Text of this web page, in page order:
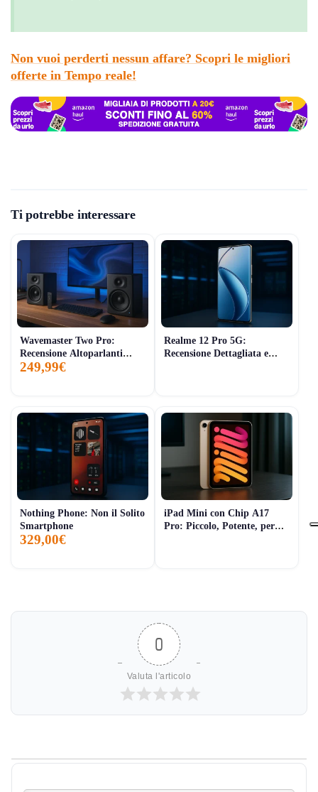
Non vuoi perderti nessun affare? Scopri le migliori
offerte in Tempo reale!
Ti potrebbe interessare
Wavemaster Two Pro:
Recensione Altoparlanti
Scaffale Bluetooth 110W
249,99€
Realme 12 Pro 5G:
Recensione Dettagliata e
Nothing Phone: Non il Solito
Smartphone
329,00€
iPad Mini con Chip A17
Pro: Piccolo, Potente, per
0
Valuta l'articolo